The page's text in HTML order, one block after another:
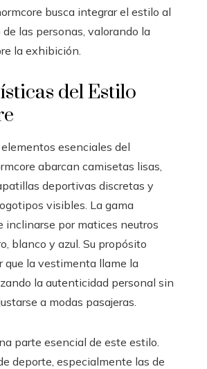
busca integrar el estilo al
las personas, valorando la
la exhibición.
del Estilo
esenciales del
abarcan camisetas lisas,
deportivas discretas y
visibles. La gama
inclinarse por matices neutros
blanco y azul. Su propósito
que la vestimenta llame la
la autenticidad personal sin
a modas pasajeras.
parte esencial de este estilo.
deporte, especialmente las de